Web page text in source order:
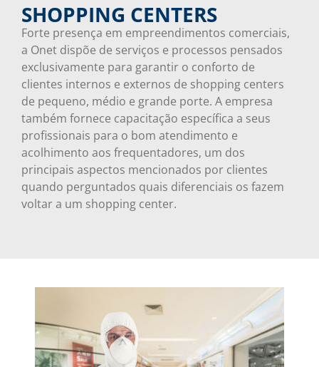
SHOPPING CENTERS
Forte presença em empreendimentos comerciais,
a Onet dispõe de serviços e processos pensados
exclusivamente para garantir o conforto de
clientes internos e externos de shopping centers
de pequeno, médio e grande porte. A empresa
também fornece capacitação específica a seus
profissionais para o bom atendimento e
acolhimento aos frequentadores, um dos
principais aspectos mencionados por clientes
quando perguntados quais diferenciais os fazem
voltar a um shopping center.